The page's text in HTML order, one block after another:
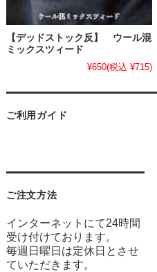
【デッドストック反】 ウール混
ミックスツィード
¥650(税込 ¥715)
ご利用ガイド
ご注文方法
インターネットにて24時間
受け付けております。
毎週日曜日は定休日とさせ
ていただきます。